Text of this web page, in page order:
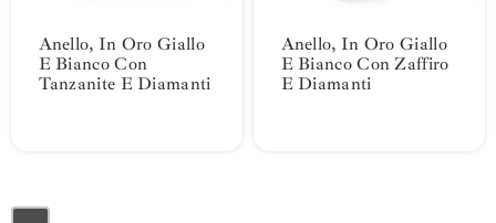
Anello, In Oro Giallo
E Bianco Con
Tanzanite E Diamanti
Anello, In Oro Giallo
E Bianco Con Zaffiro
E Diamanti